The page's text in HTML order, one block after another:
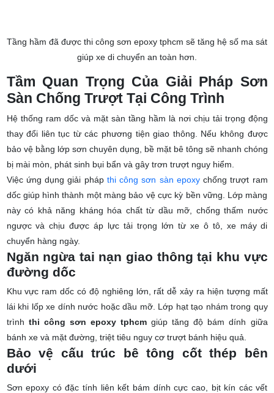
Tầng hầm đã được thi công sơn epoxy tphcm sẽ tăng hệ số ma sát
giúp xe di chuyển an toàn hơn.
Tầm Quan Trọng Của Giải Pháp Sơn
Sàn Chống Trượt Tại Công Trình
Hệ thống ram dốc và mặt sàn tầng hầm là nơi chịu tải trọng động
thay đổi liên tục từ các phương tiện giao thông. Nếu không được
bảo vệ bằng lớp sơn chuyên dụng, bề mặt bê tông sẽ nhanh chóng
bị mài mòn, phát sinh bụi bẩn và gây trơn trượt nguy hiểm.
Việc ứng dụng giải pháp thi công sơn sàn epoxy chống trượt ram
dốc giúp hình thành một màng bảo vệ cực kỳ bền vững. Lớp màng
này có khả năng kháng hóa chất từ dầu mỡ, chống thấm nước
ngược và chịu được áp lực tải trọng lớn từ xe ô tô, xe máy di
chuyển hàng ngày.
Ngăn ngừa tai nạn giao thông tại khu vực
đường dốc
Khu vực ram dốc có độ nghiêng lớn, rất dễ xảy ra hiện tượng mất
lái khi lốp xe dính nước hoặc dầu mỡ. Lớp hạt tạo nhám trong quy
trình thi công sơn epoxy tphcmgiúp tăng độ bám dính giữa
bánh xe và mặt đường, triệt tiêu nguy cơ trượt bánh hiệu quả.
Bảo vệ cấu trúc bê tông cốt thép bên
dưới
Sơn epoxy có đặc tính liên kết bám dính cực cao, bịt kín các vết